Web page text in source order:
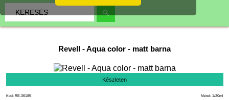
Revell -Aqua color - matt barna
Készleten
Méret: 1/20ml
Kód: RE-36185